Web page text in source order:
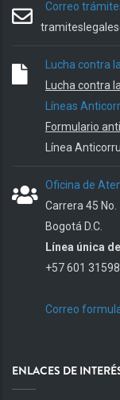
Correo
Lucha contra
Lucha contra
Líneas
Formulario
Línea
Oficina de
Carrera 45
Bogotá D.C.
Línea única
+57 601
Correo
ENLACES DE